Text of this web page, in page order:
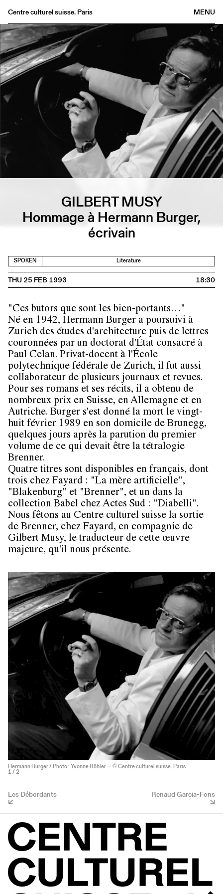
MENU
Centre culturel suisse. Paris
Agenda
Bookshop
Buvette
Archives
Medias
Publications
GILBERT MUSY
Hommage à Hermann Burger,
écrivain
SPOKEN Literature
THU 25 FEB 1993 18:30
"Ces butors que sont les bien-portants…"
Né en 1942, Hermann Burger a poursuivi à
Zurich des études d'architecture puis de lettres
couronnées par un doctorat d'État consacré à
Paul Celan. Privat-docent à l'École
polytechnique fédérale de Zurich, il fut aussi
collaborateur de plusieurs journaux et revues.
Pour ses romans et ses récits, il a obtenu de
nombreux prix en Suisse, en Allemagne et en
Autriche. Burger s'est donné la mort le vingt-
huit février 1989 en son domicile de Brunegg,
quelques jours après la parution du premier
volume de ce qui devait être la tétralogie
Brenner.
Quatre titres sont disponibles en français, dont
trois chez Fayard : "La mère artificielle",
"Blakenburg" et "Brenner", et un dans la
collection Babel chez Actes Sud : "Diabelli".
Nous fêtons au Centre culturel suisse la sortie
de Brenner, chez Fayard, en compagnie de
Gilbert Musy, le traducteur de cette œuvre
majeure, qu'il nous présente.
Hermann Burger / Photo : Yvonne Böhler — © Centre culturel suisse. Paris
1 / 2
Les Débordants Renaud Garcia-Fons